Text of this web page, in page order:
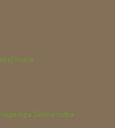
hrane
trga Zelena točka